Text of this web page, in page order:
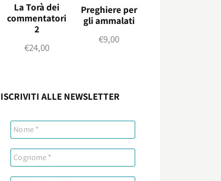
La Torà dei
commentatori
2
€24,00
Preghiere per
gli ammalati
€9,00
ISCRIVITI ALLE NEWSLETTER